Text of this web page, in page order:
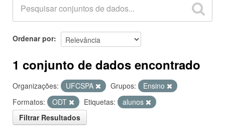
Grupos
Sobre
Ordenar por
1 conjunto de dados encontrado
Organizações: UFCSPA Grupos:
Ensino
Formatos:
ODT Etiquetas:
alunos
Filtrar Resultados